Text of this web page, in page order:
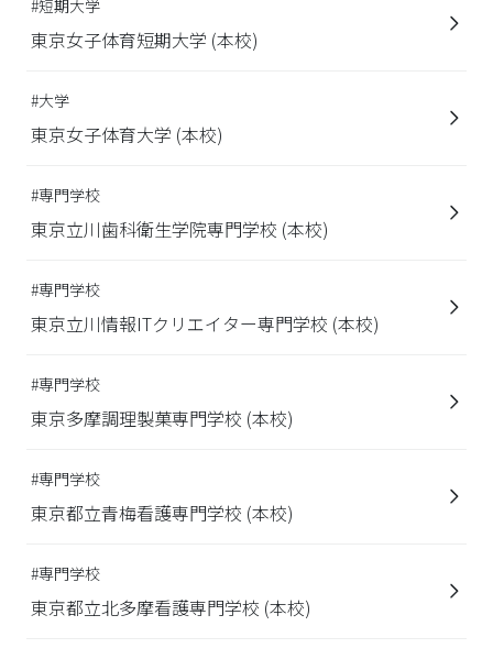
#短期大学
東京女子体育短期大学 (本校)
#大学
東京女子体育大学 (本校)
#専門学校
東京立川歯科衛生学院専門学校 (本校)
#専門学校
東京立川情報ITクリエイター専門学校 (本校)
#専門学校
東京多摩調理製菓専門学校 (本校)
#専門学校
東京都立青梅看護専門学校 (本校)
#専門学校
東京都立北多摩看護専門学校 (本校)